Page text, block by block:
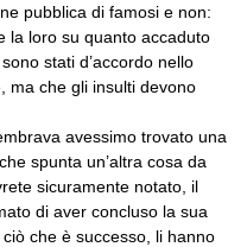
pubblica di famosi e non:
la loro su quanto accaduto
stati d’accordo nello
ma che gli insulti devono
avessimo trovato una
spunta un’altra cosa da
sicuramente notato, il
di aver concluso la sua
che è successo, li hanno